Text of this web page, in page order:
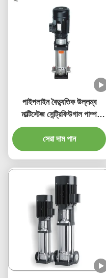
পাইপলাইন বৈদ্যুতিক উল্লম্ব
মাল্টিস্টেজ সেন্ট্রিফিউগাল পাম্প
স্টেইনলেস স্টীল
সেরা দাম পান